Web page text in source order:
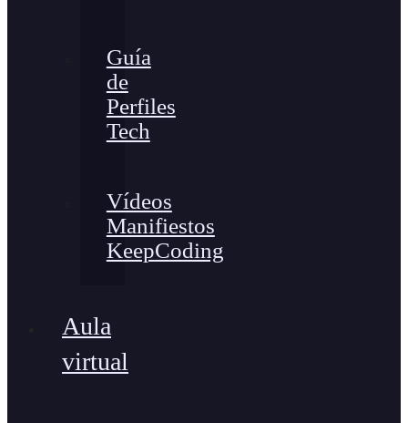
Guía
de
Perfiles
Tech
Vídeos
Manifiestos
KeepCoding
Aula
virtual